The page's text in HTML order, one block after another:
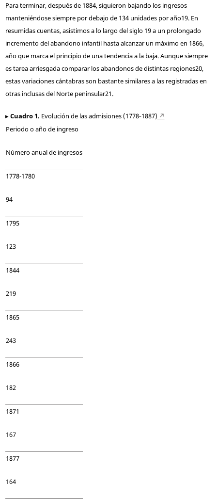
Para terminar, después de 1884, siguieron bajando los ingresos
manteniéndose siempre por debajo de 134 unidades por año19. En
resumidas cuentas, asistimos a lo largo del siglo 19 a un prolongado
incremento del abandono infantil hasta alcanzar un máximo en 1866,
año que marca el principio de una tendencia a la baja. Aunque siempre
es tarea arriesgada comparar los abandonos de distintas regiones20,
estas variaciones cántabras son bastante similares a las registradas en
otras inclusas del Norte peninsular21.
▸Cuadro 1. Evolución de las admisiones (1778‑1887) ↗
Periodo o año de ingreso
Número anual de ingresos
1778-1780
94
1795
123
1844
219
1865
243
1866
182
1871
167
1877
164